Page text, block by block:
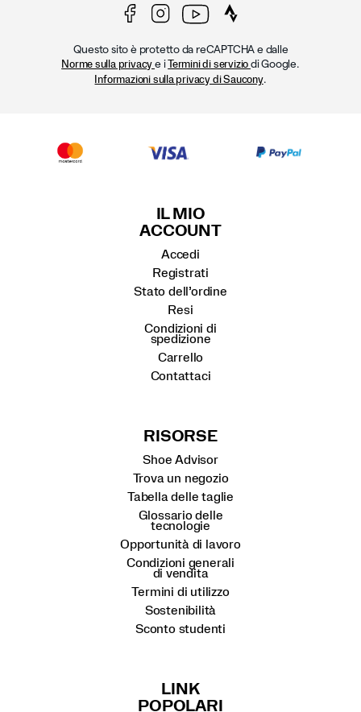
Questo sito è protetto da reCAPTCHA e dalle
Norme sulla privacy e iTermini di servizio di Google.
Informazioni sulla privacy di Saucony.
IL MIO
ACCOUNT
Accedi
Registrati
Stato dell’ordine
Resi
Condizioni di
spedizione
Carrello
Contattaci
RISORSE
Shoe Advisor
Trova un negozio
Tabella delle taglie
Glossario delle
tecnologie
Opportunità di lavoro
Condizioni generali
di vendita
Termini di utilizzo
Sostenibilità
Sconto studenti
LINK
POPOLARI